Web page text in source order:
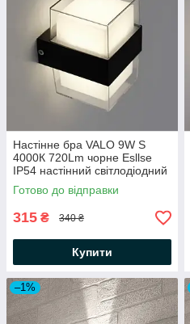
Настінне бра VALO 9W S
4000К 720Lm чорне Esllse
IP54 настінний світлодіодний
LED світильник
105х95х135мм
Готово до відправки
315 ₴ 340 ₴
Купити
–1%